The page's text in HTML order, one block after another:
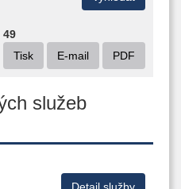
49
Tisk
E-mail PDF
služeb
Detail služby